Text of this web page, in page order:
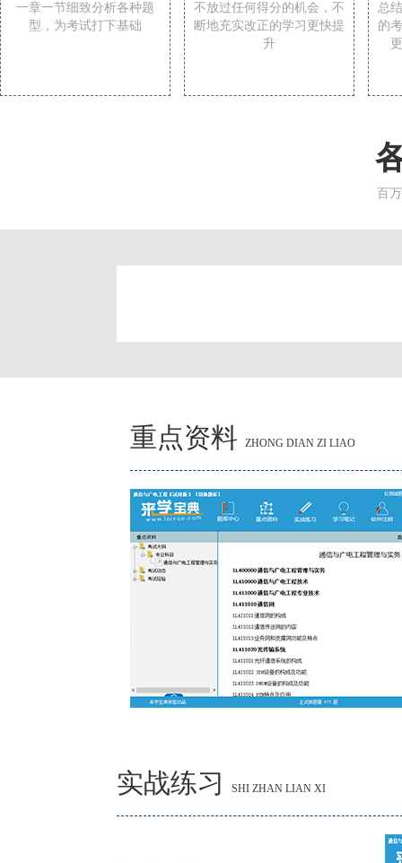
一章一节细致分析各种题
型，为考试打下基础
不放过任何得分的机会，不
断地充实改正的学习更快提
升
总
的
百
重点资料 ZHONG DIAN ZI LIAO
实战练习 SHI ZHAN LIAN XI